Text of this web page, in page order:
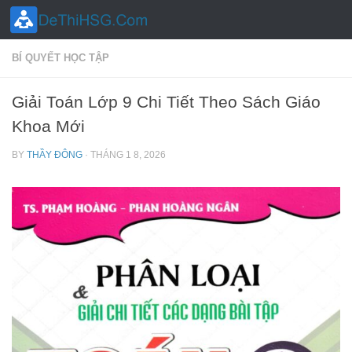
Skip to content
BÍ QUYẾT HỌC TẬP
Giải Toán Lớp 9 Chi Tiết Theo Sách Giáo
Khoa Mới
BY THẦY ĐÔNG · THÁNG 1 8, 2026